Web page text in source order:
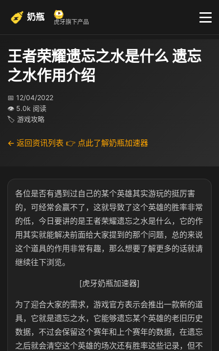
奶瓶 虎牙旗下产品
王者荣耀遗忘之水是什么 遗忘
之水作用介绍
📅 12/04/2022
👁 5.0k 阅读
🏷 游戏攻略
← 返回资讯列表 👉 点此了解奶瓶加速器
各位是否有遇到过自己的某个英雄其实游玩的挺厉害
的，可经常会赢不了，这就导致了这个英雄的胜率非常
的低，今日要讲的是王者荣耀遗忘之水是什么，它的作
用其实就能解决前面给大家提到的那个问题，总的来说
这个道具的作用非常有趣，那么想要了解更多的话就请
继续往下浏览。
[虎牙奶瓶加速器]
为了迎合大家的需求，游戏官方表示会推出一款新的道
具，它就是遗忘之水，它能够遗忘某个英雄的老旧历史
数据，不过会保留这个赛年和上个赛年的数据，在遗忘
之后就会清空这个英雄的场次还有胜率这些记录，但不